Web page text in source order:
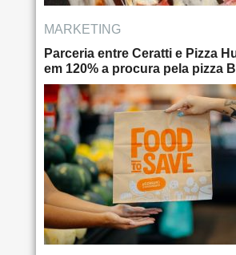
MARKETING
Parceria entre Ceratti e Pizza
em 120% a procura pela pizza